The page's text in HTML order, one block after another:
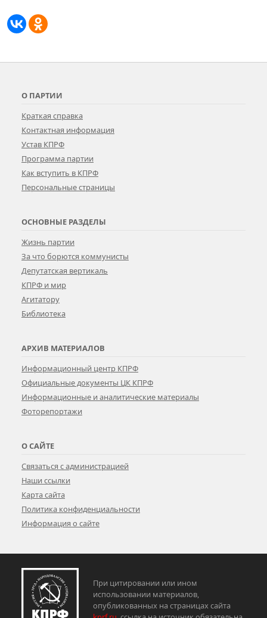
О ПАРТИИ
Краткая справка
Контактная информация
Устав КПРФ
Программа партии
Как вступить в КПРФ
Персональные страницы
ОСНОВНЫЕ РАЗДЕЛЫ
Жизнь партии
За что борются коммунисты
Депутатская вертикаль
КПРФ и мир
Агитатору
Библиотека
АРХИВ МАТЕРИАЛОВ
Информационный центр КПРФ
Официальные документы ЦК КПРФ
Информационные и аналитические материалы
Фоторепортажи
О САЙТЕ
Связаться с администрацией
Наши ссылки
Карта сайта
Политика конфиденциальности
Информация о сайте
При цитировании или ином
использовании материалов,
опубликованных на страницах сайта